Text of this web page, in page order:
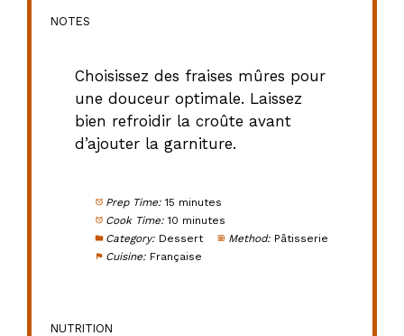
NOTES
Choisissez des fraises mûres pour
une douceur optimale. Laissez
bien refroidir la croûte avant
d’ajouter la garniture.
Prep Time: 15 minutes
Cook Time: 10 minutes
Category: Dessert Method: Pâtisserie
Cuisine: Française
NUTRITION